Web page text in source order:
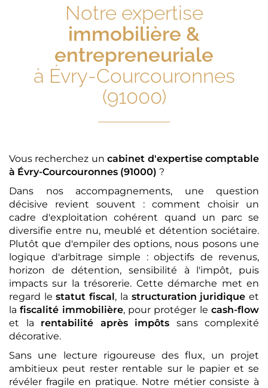
Notre expertise
immobilière &
entrepreneuriale
à Évry-Courcouronnes
(91000)
Vous recherchez uncabinet d'expertise comptable
à Évry-Courcouronnes (91000) ?
Dans nos accompagnements, une question
décisive revient souvent : comment choisir un
cadre d'exploitation cohérent quand un parc se
diversifie entre nu, meublé et détention sociétaire.
Plutôt que d'empiler des options, nous posons une
logique d'arbitrage simple : objectifs de revenus,
horizon de détention, sensibilité à l'impôt, puis
impacts sur la trésorerie. Cette démarche met en
regard lestatut fiscal, la structuration juridique et
lafiscalité immobilière, pour protéger lecash-flow
et la rentabilité après impôts sans complexité
décorative.
Sans une lecture rigoureuse des flux, un projet
ambitieux peut rester rentable sur le papier et se
révéler fragile en pratique. Notre métier consiste à